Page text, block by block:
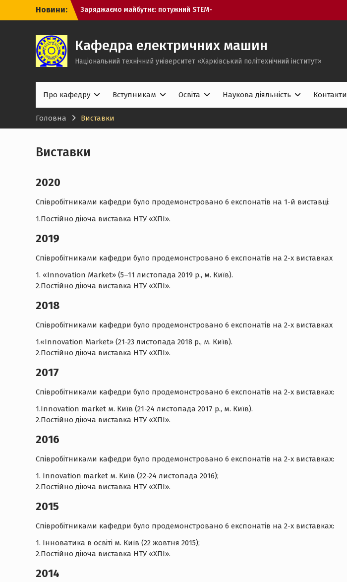
Новини:
Заряджаємо майбутнє: потужний STEM-
інтенсив у Височанському ліцеї №2
ліцей «Промінь»
Захист кваліфікаціійних робіт
бакалаврів
Кафедра електричних машин
Національний технічний університет «Харківський політехнічний iнститут»
Про кафедру Вступникам Освіта Наукова діяльність Контакти
Головна Виставки
Виставки
2020
Співробітниками кафедри було продемонстровано 6 експонатів на 1-й виставці:
1.Постійно діюча виставка НТУ «ХПІ».
2019
Співробітниками кафедри було продемонстровано 6 експонатів на 2-х виставках
1. «Innovation Market» (5–11 листопада 2019 р., м. Київ).
2.Постійно діюча виставка НТУ «ХПІ».
2018
Співробітниками кафедри було продемонстровано 6 експонатів на 2-х виставках
1.«Innovation Market» (21-23 листопада 2018 р., м. Київ).
2.Постійно діюча виставка НТУ «ХПІ».
2017
Співробітниками кафедри було продемонстровано 6 експонатів на 2-х виставках:
1.Innovation market м. Київ (21-24 листопада 2017 р., м. Київ).
2.Постійно діюча виставка НТУ «ХПІ».
2016
Співробітниками кафедри було продемонстровано 6 експонатів на 2-х виставках:
1. Innovation market м. Київ (22-24 листопада 2016);
2.Постійно діюча виставка НТУ «ХПІ».
2015
Співробітниками кафедри було продемонстровано 6 експонатів на 2-х виставках:
1. Інноватика в освіті м. Київ (22 жовтня 2015);
2.Постійно діюча виставка НТУ «ХПІ».
2014